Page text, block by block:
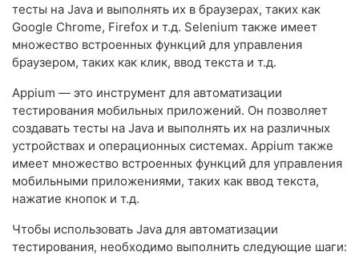
тесты на Java и выполнять их в браузерах, таких как
Google Chrome, Firefox и т.д. Selenium также имеет
множество встроенных функций для управления
браузером, таких как клик, ввод текста и т.д.
Appium — это инструмент для автоматизации
тестирования мобильных приложений. Он позволяет
создавать тесты на Java и выполнять их на различных
устройствах и операционных системах. Appium также
имеет множество встроенных функций для управления
мобильными приложениями, таких как ввод текста,
нажатие кнопок и т.д.
Чтобы использовать Java для автоматизации
тестирования, необходимо выполнить следующие шаги: